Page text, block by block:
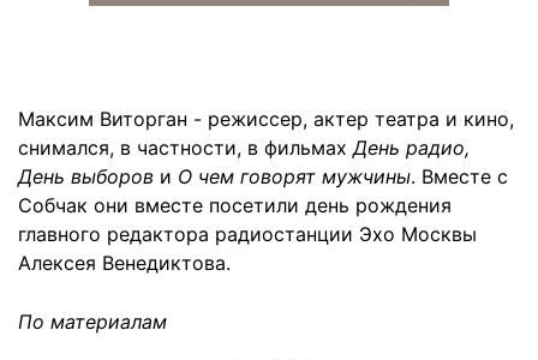
Максим Виторган - режиссер, актер театра и кино,
снимался, в частности, в фильмахДень радио,
День выборов и О чем говорят мужчины. Вместе с
Собчак они вместе посетили день рождения
главного редактора радиостанции Эхо Москвы
Алексея Венедиктова.
По материалам